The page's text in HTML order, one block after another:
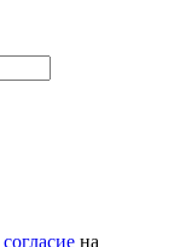
согласие на